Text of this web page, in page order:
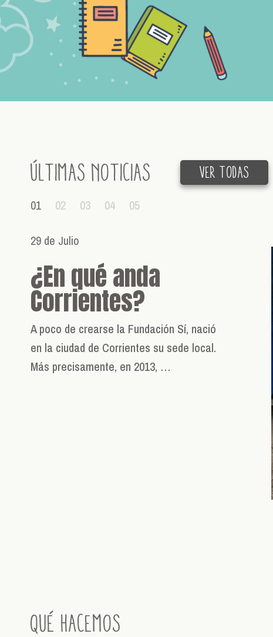
últimas Noticias Ver todas
01 02 03 04 05
29 de Julio
¿En qué anda
Corrientes?
A poco de crearse la Fundación Sí, nació
en la ciudad de Corrientes su sede local.
Más precisamente, en 2013, …
Qué hacemos